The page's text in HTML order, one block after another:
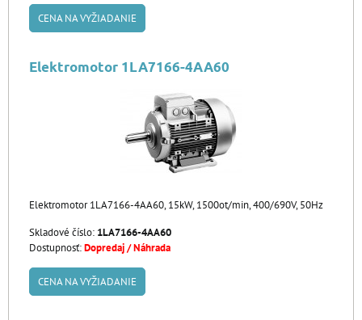
CENA NA VYŽIADANIE
Elektromotor 1LA7166-4AA60
Elektromotor 1LA7166-4AA60, 15kW, 1500ot/min, 400/690V, 50Hz
Skladové číslo: 1LA7166-4AA60
Dostupnosť:Dopredaj / Náhrada
CENA NA VYŽIADANIE